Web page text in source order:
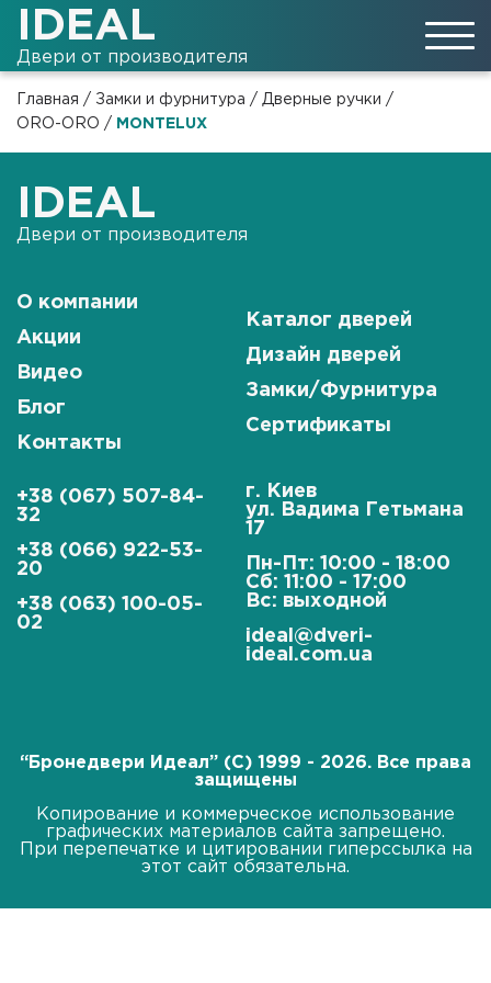
IDEAL
Двери от производителя
Главная / Замки и фурнитура / Дверные ручки /
ORO-ORO / MONTELUX
IDEAL
Двери от производителя
О компании
Акции
Видео
Блог
Контакты
Каталог дверей
Дизайн дверей
Замки/Фурнитура
Сертификаты
+38 (067) 507-84-
32
+38 (066) 922-53-
20
+38 (063) 100-05-
02
г. Киев
ул. Вадима Гетьмана
17
Пн-Пт: 10:00 - 18:00
Сб: 11:00 - 17:00
Вс: выходной
ideal@dveri-
ideal.com.ua
“Бронедвери Идеал” (C) 1999 - 2026. Все права
защищены
Копирование и коммерческое использование
графических материалов сайта запрещено.
При перепечатке и цитировании гиперссылка на
этот сайт обязательна.